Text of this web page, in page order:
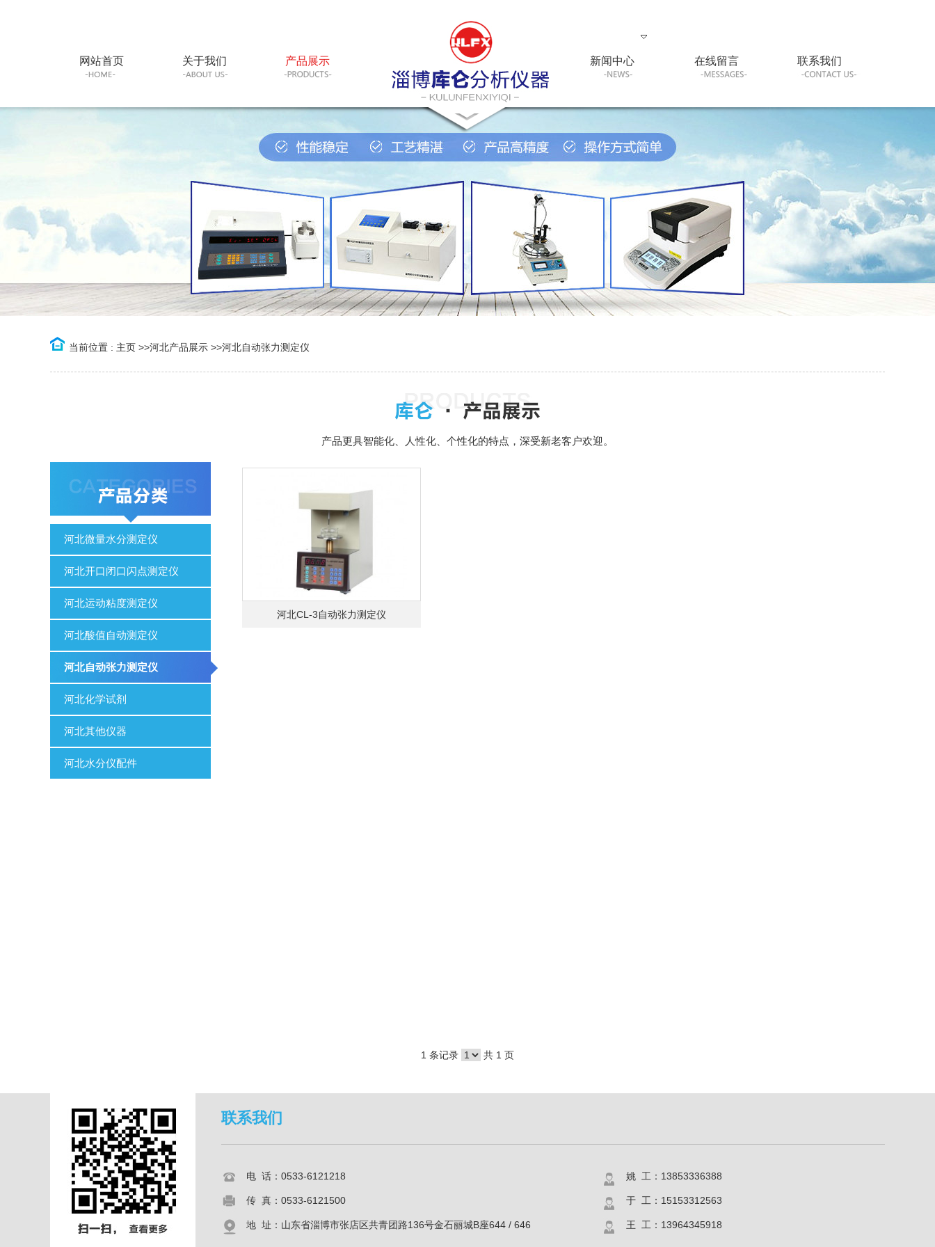
网站首页 关于我们 产品展示 新闻中心 在线留言 联系我们
当前位置 : 主页 >>河北产品展示 >>河北自动张力测定仪
产品更具智能化、人性化、个性化的特点，深受新老客户欢迎。
河北微量水分测定仪
河北开口闭口闪点测定仪
河北运动粘度测定仪
河北酸值自动测定仪
河北自动张力测定仪
河北化学试剂
河北其他仪器
河北水分仪配件
河北CL-3自动张力测定仪
1 条记录 共 1 页
联系我们
电 话：0533-6121218
传 真：0533-6121500
地 址：山东省淄博市张店区共青团路136号金石丽城B座644 / 646
姚 工：13853336388
于 工：15153312563
王 工：13964345918